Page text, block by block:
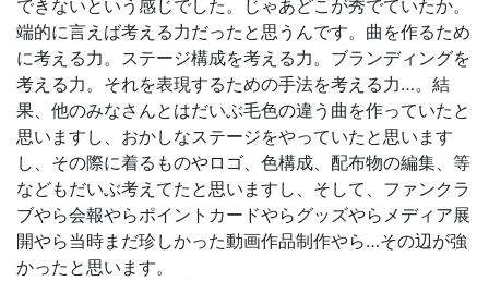
できないという感じでした。じゃあどこが秀でていたか。
端的に言えば考える力だったと思うんです。曲を作るため
に考える力。ステージ構成を考える力。ブランディングを
考える力。それを表現するための手法を考える力…。結
果、他のみなさんとはだいぶ毛色の違う曲を作っていたと
思いますし、おかしなステージをやっていたと思います
し、その際に着るものやロゴ、色構成、配布物の編集、等
などもだいぶ考えてたと思いますし、そして、ファンクラ
ブやら会報やらポイントカードやらグッズやらメディア展
開やら当時まだ珍しかった動画作品制作やら…その辺が強
かったと思います。